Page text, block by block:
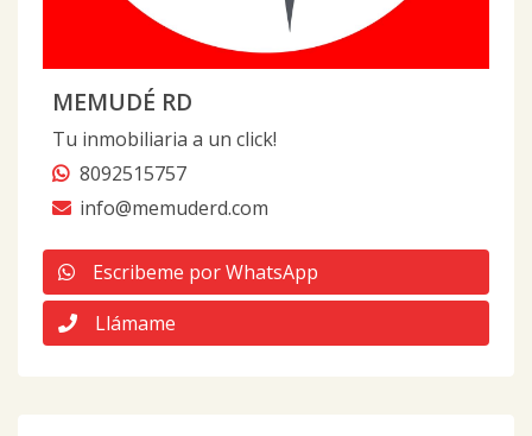
MEMUDÉ RD
Tu inmobiliaria a un click!
8092515757
info@memuderd.com
Escribeme por WhatsApp
Llámame